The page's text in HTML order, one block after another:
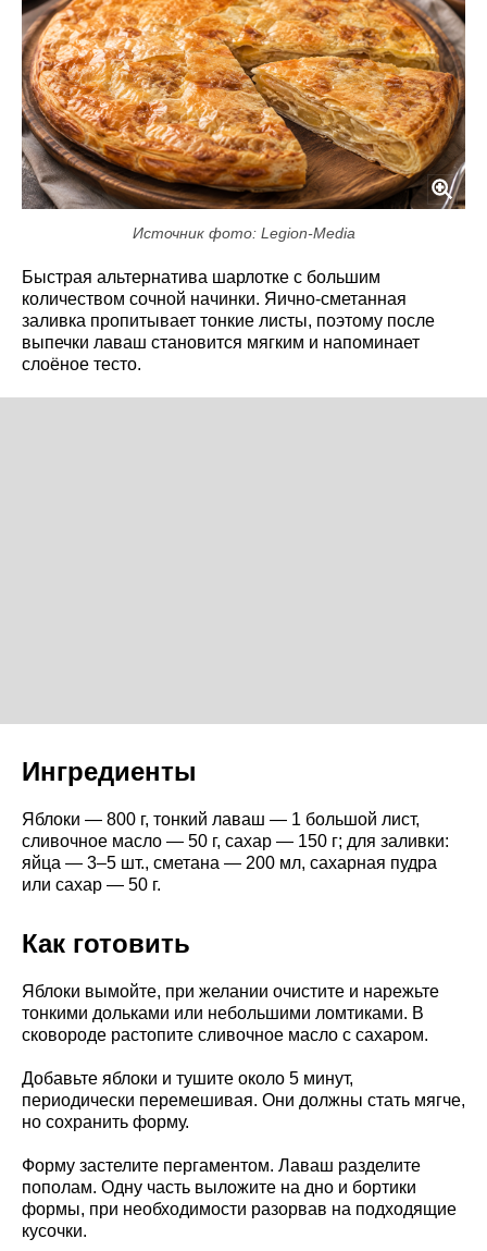
Источник фото: Legion-Media
Быстрая альтернатива шарлотке с большим
количеством сочной начинки. Яично-сметанная
заливка пропитывает тонкие листы, поэтому после
выпечки лаваш становится мягким и напоминает
слоёное тесто.
Ингредиенты
Яблоки — 800 г, тонкий лаваш — 1 большой лист,
сливочное масло — 50 г, сахар — 150 г; для заливки:
яйца — 3–5 шт., сметана — 200 мл, сахарная пудра
или сахар — 50 г.
Как готовить
Яблоки вымойте, при желании очистите и нарежьте
тонкими дольками или небольшими ломтиками. В
сковороде растопите сливочное масло с сахаром.
Добавьте яблоки и тушите около 5 минут,
периодически перемешивая. Они должны стать мягче,
но сохранить форму.
Форму застелите пергаментом. Лаваш разделите
пополам. Одну часть выложите на дно и бортики
формы, при необходимости разорвав на подходящие
кусочки.